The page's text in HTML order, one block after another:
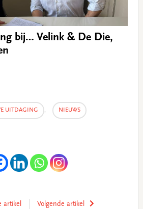
bij… Velink & De Die,
UITDAGING , NIEUWS
artikel
Volgende artikel